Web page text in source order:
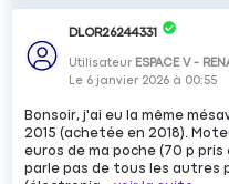
DLOR26244331
Utilisateur ESPACE V -
Le 6 janvier 2026 à 00:55
Bonsoir, j'ai eu la même
2015 (achetée en 2018).
euros de ma poche (70 p pris
parle pas de tous les autres